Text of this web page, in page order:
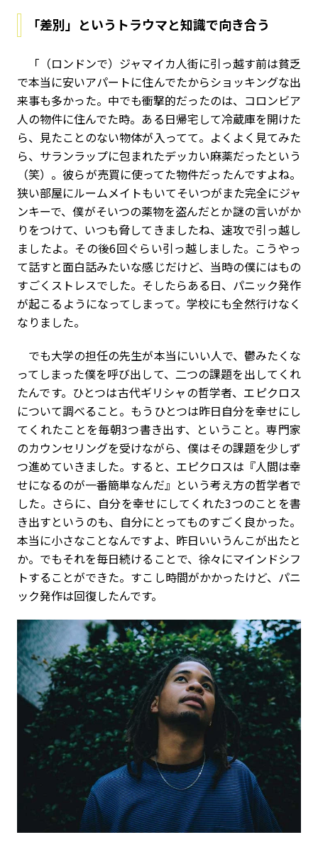
「差別」というトラウマと知識で向き合う
「（ロンドンで）ジャマイカ人街に引っ越す前は貧乏
で本当に安いアパートに住んでたからショッキングな出
来事も多かった。中でも衝撃的だったのは、コロンビア
人の物件に住んでた時。ある日帰宅して冷蔵庫を開けた
ら、見たことのない物体が入ってて。よくよく見てみた
ら、サランラップに包まれたデッカい麻薬だったという
（笑）。彼らが売買に使ってた物件だったんですよね。
狭い部屋にルームメイトもいてそいつがまた完全にジャ
ンキーで、僕がそいつの薬物を盗んだとか謎の言いがか
りをつけて、いつも脅してきましたね、速攻で引っ越し
ましたよ。その後6回ぐらい引っ越しました。こうやっ
て話すと面白話みたいな感じだけど、当時の僕にはもの
すごくストレスでした。そしたらある日、パニック発作
が起こるようになってしまって。学校にも全然行けなく
なりました。
でも大学の担任の先生が本当にいい人で、鬱みたくな
ってしまった僕を呼び出して、二つの課題を出してくれ
たんです。ひとつは古代ギリシャの哲学者、エピクロス
について調べること。もうひとつは昨日自分を幸せにし
てくれたことを毎朝3つ書き出す、ということ。専門家
のカウンセリングを受けながら、僕はその課題を少しず
つ進めていきました。すると、エピクロスは『人間は幸
せになるのが一番簡単なんだ』という考え方の哲学者で
した。さらに、自分を幸せにしてくれた3つのことを書
き出すというのも、自分にとってものすごく良かった。
本当に小さなことなんですよ、昨日いいうんこが出たと
か。でもそれを毎日続けることで、徐々にマインドシフ
トすることができた。すこし時間がかかったけど、パニ
ック発作は回復したんです。